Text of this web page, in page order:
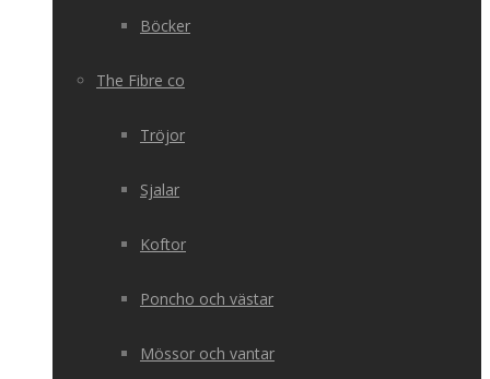
Böcker
The Fibre co
Tröjor
Sjalar
Koftor
Poncho och västar
Mössor och vantar